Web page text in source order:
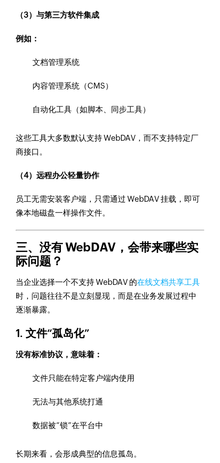
（3）与第三方软件集成
例如：
文档管理系统
内容管理系统（CMS）
自动化工具（如脚本、同步工具）
这些工具大多数默认支持 WebDAV，而不支持特定厂
商接口。
（4）远程办公轻量协作
员工无需安装客户端，只需通过 WebDAV 挂载，即可
像本地磁盘一样操作文件。
三、没有 WebDAV，会带来哪些实
际问题？
当企业选择一个不支持 WebDAV 的在线文档共享工具
时，问题往往不是立刻显现，而是在业务发展过程中
逐渐暴露。
1. 文件“孤岛化”
没有标准协议，意味着：
文件只能在特定客户端内使用
无法与其他系统打通
数据被“锁”在平台中
长期来看，会形成典型的信息孤岛。